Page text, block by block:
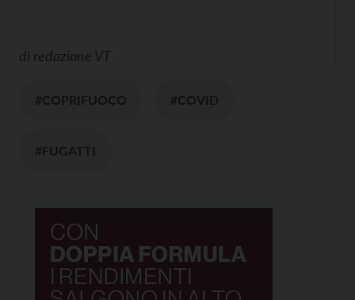
di redazione VT
#COPRIFUOCO #COVID
#FUGATTI